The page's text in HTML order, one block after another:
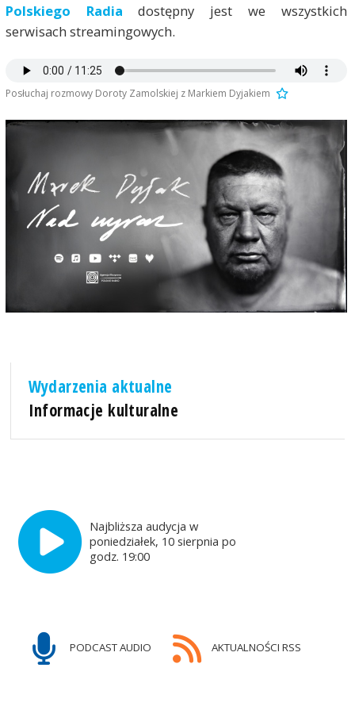
Polskiego Radia dostępny jest we wszystkich
serwisach streamingowych.
Posłuchaj rozmowy Doroty Zamolskiej z Markiem Dyjakiem
Wydarzenia aktualne
Informacje kulturalne
Najbliższa audycja w
poniedziałek, 10 sierpnia po
godz. 19:00
PODCAST AUDIO AKTUALNOŚCI RSS